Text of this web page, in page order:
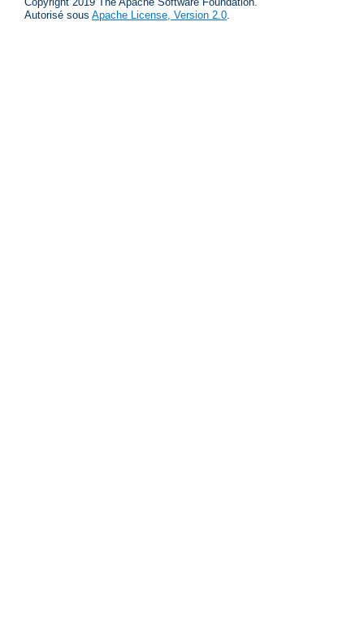
Autorisé sous Apache License, Version 2.0.